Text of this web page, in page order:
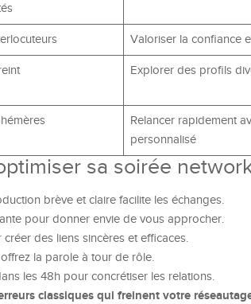
Valoriser la confiance
Explorer des profils
Relancer rapidement
personnalisé
sa soirée
brève et claire facilite les échanges.
pour donner envie de vous approcher.
créer des liens sincères et efficaces.
offrez la parole à tour de rôle.
les 48h pour concrétiser les relations.
classiques qui freinent votre